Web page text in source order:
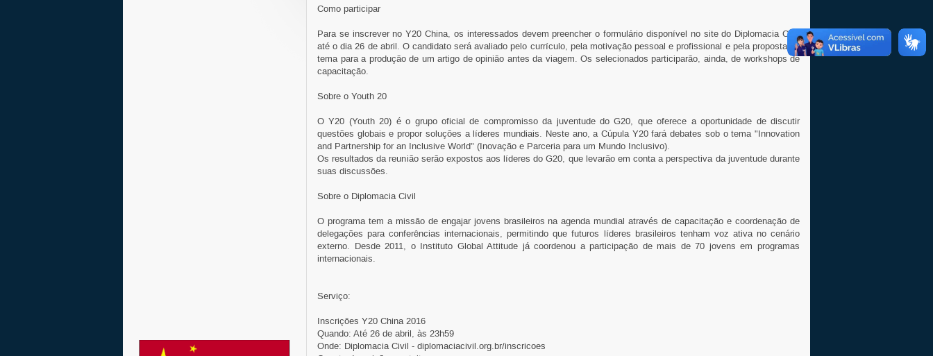
Como participar
Para se inscrever no Y20 China, os interessados devem preencher o formulário disponível no site do Diplomacia Civil
até o dia 26 de abril. O candidato será avaliado pelo currículo, pela motivação pessoal e profissional e pela proposta de
tema para a produção de um artigo de opinião antes da viagem. Os selecionados participarão, ainda, de workshops de
capacitação.
Sobre o Youth 20
O Y20 (Youth 20) é o grupo oficial de compromisso da juventude do G20, que oferece a oportunidade de discutir
questões globais e propor soluções a líderes mundiais. Neste ano, a Cúpula Y20 fará debates sob o tema "Innovation
and Partnership for an Inclusive World" (Inovação e Parceria para um Mundo Inclusivo).
Os resultados da reunião serão expostos aos líderes do G20, que levarão em conta a perspectiva da juventude durante
suas discussões.
Sobre o Diplomacia Civil
O programa tem a missão de engajar jovens brasileiros na agenda mundial através de capacitação e coordenação de
delegações para conferências internacionais, permitindo que futuros líderes brasileiros tenham voz ativa no cenário
externo. Desde 2011, o Instituto Global Attitude já coordenou a participação de mais de 70 jovens em programas
internacionais.
Serviço:
Inscrições Y20 China 2016
Quando: Até 26 de abril, às 23h59
Onde: Diplomacia Civil - diplomaciacivil.org.br/inscricoes